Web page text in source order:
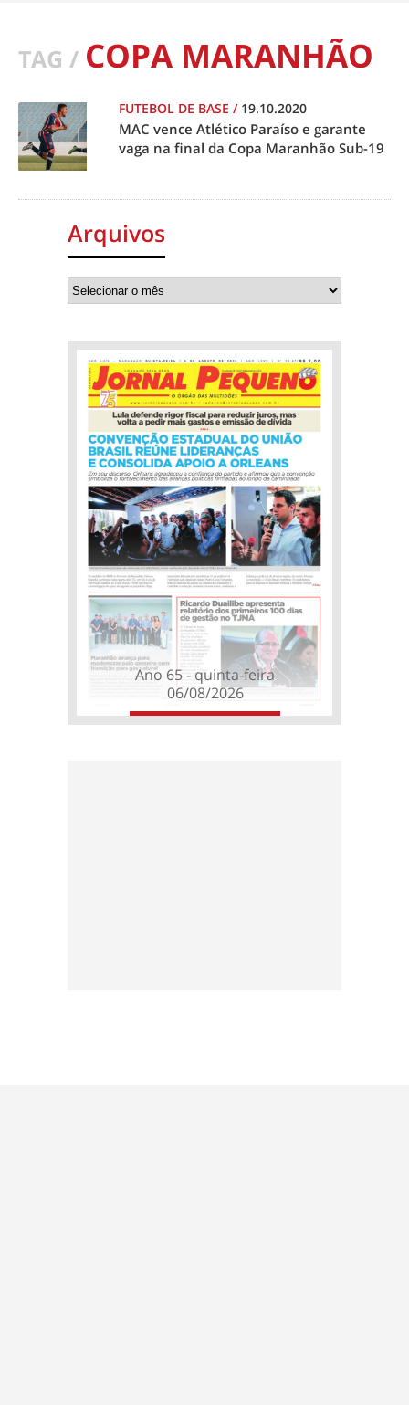
TAG / COPA MARANHÃO
FUTEBOL DE BASE / 19.10.2020
MAC vence Atlético Paraíso e garante
vaga na final da Copa Maranhão Sub-19
Arquivos
Ano 65 - quinta-feira
06/08/2026